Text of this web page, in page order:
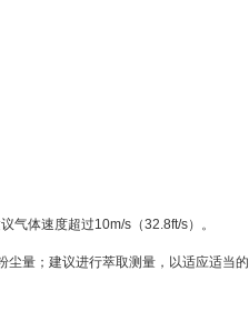
体速度超过10m/s（32.8ft/s）。
量；建议进行萃取测量，以适应适当的